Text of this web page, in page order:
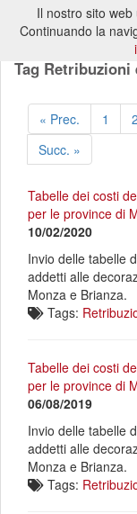
Tag
« Prec. 1 2
Succ. »
Tabelle dei costi
per le province di
10/02/2020
Invio delle tabelle
addetti alle
Monza e Brianza.
Tags:
Tabelle dei costi
per le province di
06/08/2019
Invio delle tabelle
addetti alle
Monza e Brianza.
Tags:
Il nostro sito
Continuando la